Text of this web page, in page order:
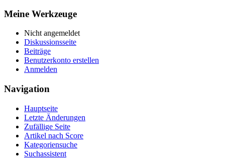
Meine Werkzeuge
Nicht angemeldet
Diskussionsseite
Beiträge
Benutzerkonto erstellen
Anmelden
Navigation
Hauptseite
Letzte Änderungen
Zufällige Seite
Artikel nach Score
Kategoriensuche
Suchassistent